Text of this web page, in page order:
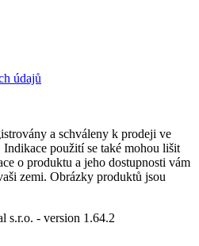
údajů
a schváleny k prodeji ve
použití se také mohou lišit
o produktu a jeho dostupnosti vám
zemi. Obrázky produktů jsou
s.r.o. - version 1.64.2